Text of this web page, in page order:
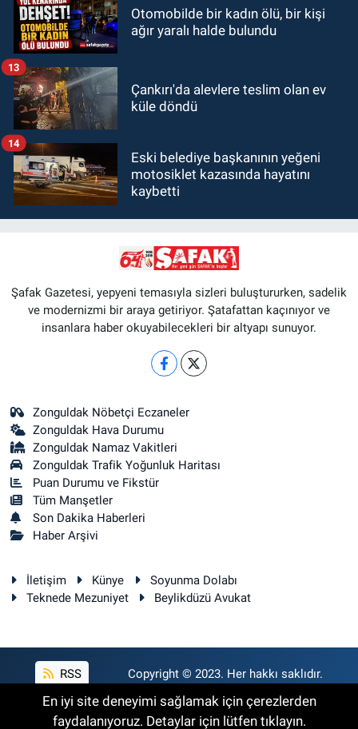
Otomobilde bir kadın ölü, bir kişi
ağır yaralı halde bulundu
Çankırı'da alevlere teslim olan ev
küle döndü
13
Eski belediye başkanının yeğeni
motosiklet kazasında hayatını
kaybetti
14
Şafak Gazetesi, yepyeni temasıyla sizleri buluştururken, sadelik
ve modernizmi bir araya getiriyor. Şatafattan kaçınıyor ve
insanlara haber okuyabilecekleri bir altyapı sunuyor.
Zonguldak Nöbetçi Eczaneler
Zonguldak Hava Durumu
Zonguldak Namaz Vakitleri
Zonguldak Trafik Yoğunluk Haritası
Puan Durumu ve Fikstür
Tüm Manşetler
Son Dakika Haberleri
Haber Arşivi
İletişim Künye
Soyunma Dolabı
Teknede Mezuniyet
Beylikdüzü Avukat
RSS Copyright © 2023. Her hakkı saklıdır.
Haber Yazılımı:TE Bilişim
En iyi site deneyimi sağlamak için çerezlerden
faydalanıyoruz. Detaylar için lütfen tıklayın.